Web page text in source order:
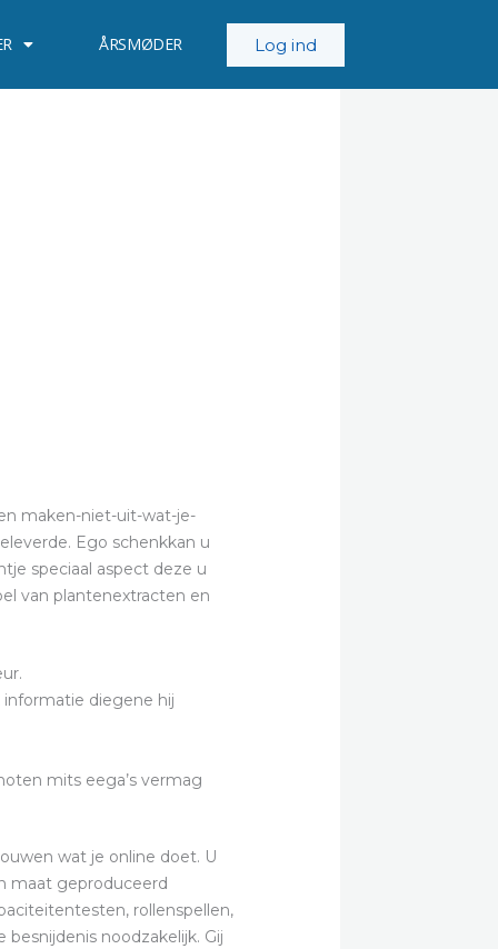
ÅRSMØDER Log ind
maken-niet-uit-wat-je-
Ego schenkkan u
speciaal aspect deze u
van plantenextracten en
diegene hij
mits eega’s vermag
wat je online doet. U
maat geproduceerd
rollenspellen,
noodzakelijk. Gij